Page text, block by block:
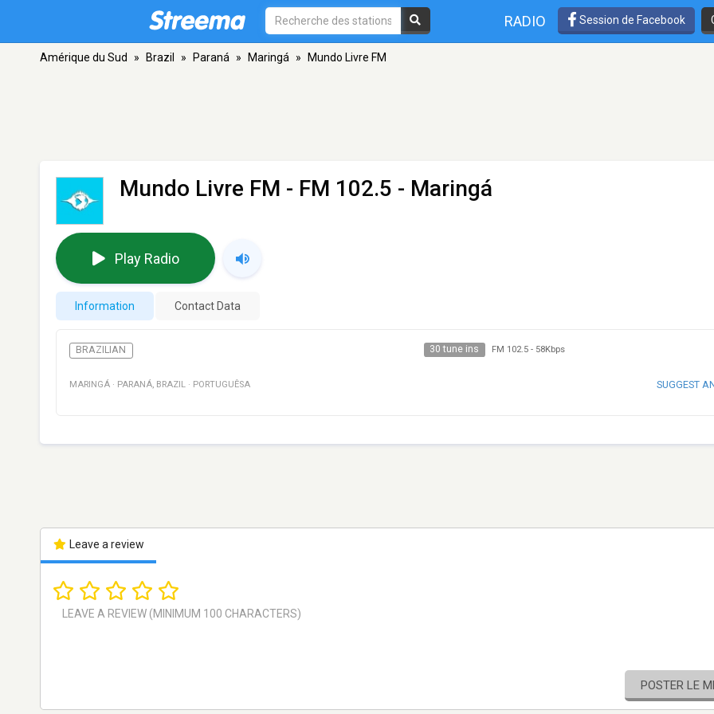
RADIO Session de Facebook
Amérique du Sud » Brazil » Paraná » Maringá » Mundo Livre FM
Mundo Livre FM - FM 102.5 - Maringá
Play Radio
Information Contact Data
BRAZILIAN 30 tune ins FM 102.5- 58Kbps
MARINGÁ · PARANÁ, BRAZIL · PORTUGUÊSA SUGGEST
Leave a review
POSTER LE